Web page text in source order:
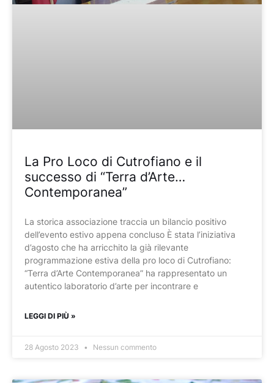
La Pro Loco di Cutrofiano e il
successo di “Terra d’Arte…
Contemporanea”
La storica associazione traccia un bilancio positivo
dell’evento estivo appena concluso È stata l’iniziativa
d’agosto che ha arricchito la già rilevante
programmazione estiva della pro loco di Cutrofiano:
“Terra d’Arte Contemporanea” ha rappresentato un
autentico laboratorio d’arte per incontrare e
LEGGI DI PIÙ »
28 Agosto 2023 Nessun commento